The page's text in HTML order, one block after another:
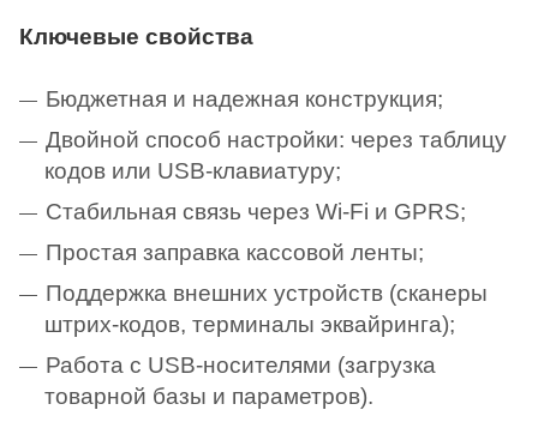
Ключевые свойства
Бюджетная и надежная конструкция;
Двойной способ настройки: через таблицу
кодов или USB-клавиатуру;
Стабильная связь через Wi-Fi и GPRS;
Простая заправка кассовой ленты;
Поддержка внешних устройств (сканеры
штрих-кодов, терминалы эквайринга);
Работа с USB-носителями (загрузка
товарной базы и параметров).